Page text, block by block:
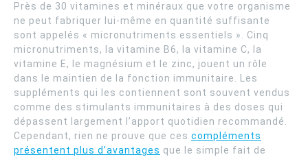
Près de 30 vitamines et minéraux que votre organisme
ne peut fabriquer lui-même en quantité suffisante
sont appelés « micronutriments essentiels ». Cinq
micronutriments, la vitamine B6, la vitamine C, la
vitamine E, le magnésium et le zinc, jouent un rôle
dans le maintien de la fonction immunitaire. Les
suppléments qui les contiennent sont souvent vendus
comme des stimulants immunitaires à des doses qui
dépassent largement l’apport quotidien recommandé.
Cependant, rien ne prouve que ces compléments
présentent plus d’avantages que le simple fait de